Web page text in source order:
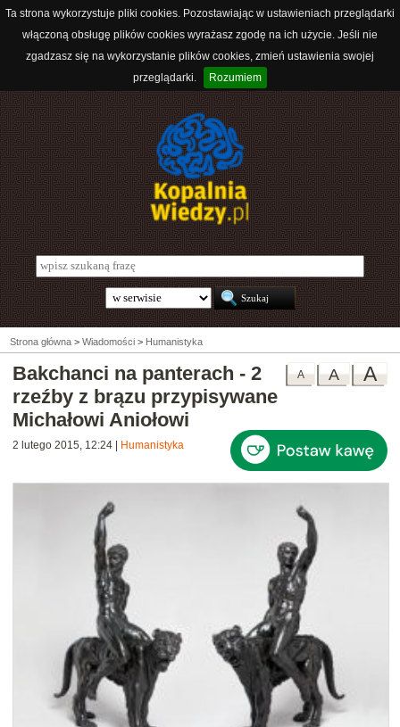
Ta strona wykorzystuje pliki cookies. Pozostawiając w ustawieniach przeglądarki
włączoną obsługę plików cookies wyrażasz zgodę na ich użycie. Jeśli nie
zgadzasz się na wykorzystanie plików cookies, zmień ustawienia swojej
przeglądarki.
Rozumiem
Strona główna > Wiadomości > Humanistyka
A
A
A
Bakchanci na panterach - 2
rzeźby z brązu przypisywane
Michałowi Aniołowi
2 lutego 2015, 12:24 Humanistyka